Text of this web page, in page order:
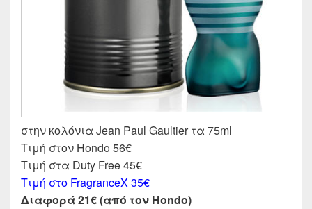
στην κολόνια Jean Paul Gaultier τα 75ml
Τιμή στον Hondo 56€
Τιμή στα Duty Free 45€
Τιμή στο FragranceX 35€
Διαφορά 21€ (από τον Hondo)